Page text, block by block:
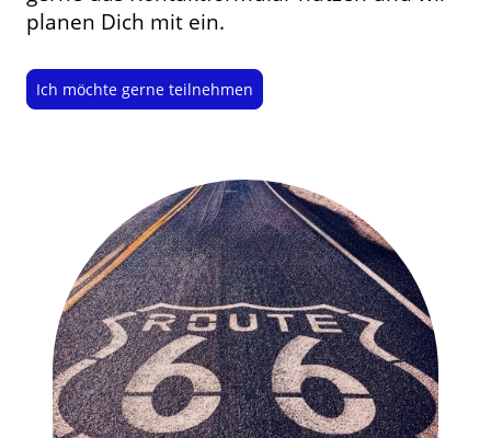
planen Dich mit ein.
Ich möchte gerne teilnehmen